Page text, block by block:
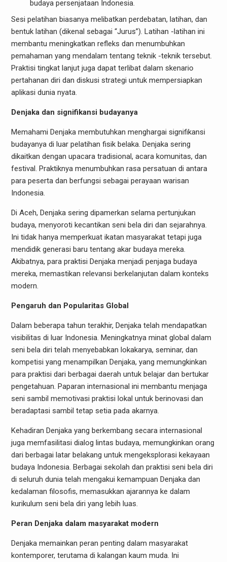
budaya persenjataan Indonesia.
Sesi pelatihan biasanya melibatkan perdebatan, latihan, dan
bentuk latihan (dikenal sebagai “Jurus”). Latihan -latihan ini
membantu meningkatkan refleks dan menumbuhkan
pemahaman yang mendalam tentang teknik -teknik tersebut.
Praktisi tingkat lanjut juga dapat terlibat dalam skenario
pertahanan diri dan diskusi strategi untuk mempersiapkan
aplikasi dunia nyata.
Denjaka dan signifikansi budayanya
Memahami Denjaka membutuhkan menghargai signifikansi
budayanya di luar pelatihan fisik belaka. Denjaka sering
dikaitkan dengan upacara tradisional, acara komunitas, dan
festival. Praktiknya menumbuhkan rasa persatuan di antara
para peserta dan berfungsi sebagai perayaan warisan
Indonesia.
Di Aceh, Denjaka sering dipamerkan selama pertunjukan
budaya, menyoroti kecantikan seni bela diri dan sejarahnya.
Ini tidak hanya memperkuat ikatan masyarakat tetapi juga
mendidik generasi baru tentang akar budaya mereka.
Akibatnya, para praktisi Denjaka menjadi penjaga budaya
mereka, memastikan relevansi berkelanjutan dalam konteks
modern.
Pengaruh dan Popularitas Global
Dalam beberapa tahun terakhir, Denjaka telah mendapatkan
visibilitas di luar Indonesia. Meningkatnya minat global dalam
seni bela diri telah menyebabkan lokakarya, seminar, dan
kompetisi yang menampilkan Denjaka, yang memungkinkan
para praktisi dari berbagai daerah untuk belajar dan bertukar
pengetahuan. Paparan internasional ini membantu menjaga
seni sambil memotivasi praktisi lokal untuk berinovasi dan
beradaptasi sambil tetap setia pada akarnya.
Kehadiran Denjaka yang berkembang secara internasional
juga memfasilitasi dialog lintas budaya, memungkinkan orang
dari berbagai latar belakang untuk mengeksplorasi kekayaan
budaya Indonesia. Berbagai sekolah dan praktisi seni bela diri
di seluruh dunia telah mengakui kemampuan Denjaka dan
kedalaman filosofis, memasukkan ajarannya ke dalam
kurikulum seni bela diri yang lebih luas.
Peran Denjaka dalam masyarakat modern
Denjaka memainkan peran penting dalam masyarakat
kontemporer, terutama di kalangan kaum muda. Ini